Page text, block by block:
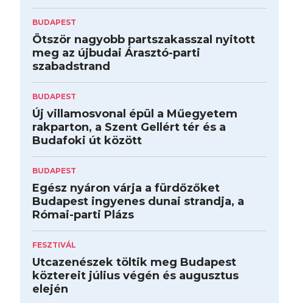
BUDAPEST
Ötször nagyobb partszakasszal nyitott
meg az újbudai Árasztó-parti
szabadstrand
BUDAPEST
Új villamosvonal épül a Műegyetem
rakparton, a Szent Gellért tér és a
Budafoki út között
BUDAPEST
Egész nyáron várja a fürdőzőket
Budapest ingyenes dunai strandja, a
Római-parti Plázs
FESZTIVÁL
Utcazenészek töltik meg Budapest
köztereit július végén és augusztus
elején